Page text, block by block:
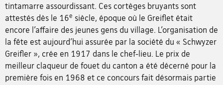
tintamarre assourdissant. Ces cortèges bruyants sont
attestés dès le 16e siècle, époque où le Greiflet était
encore l’affaire des jeunes gens du village. L’organisation de
la fête est aujourd’hui assurée par la société du « Schwyzer
Greifler », crée en 1917 dans le chef-lieu. Le prix de
meilleur claqueur de fouet du canton a été décerné pour la
première fois en 1968 et ce concours fait désormais partie